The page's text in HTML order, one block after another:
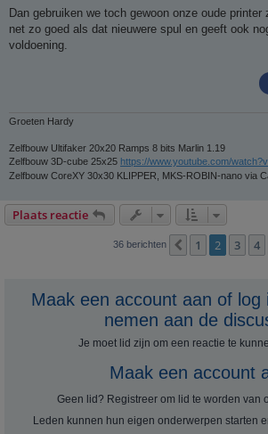
r
i
c
h
Dan gebruiken we toch gewoon onze oude printer
net zo goed als dat nieuwere spul en geeft ook
voldoening.
Groeten Hardy
Zelfbouw Ultifaker 20x20 Ramps 8 bits Marlin 1.19
Zelfbouw 3D-cube 25x25 https://www.youtube.com/
Zelfbouw CoreXY 30x30 KLIPPER, MKS-ROBIN-nano via
Plaats reactie
36 berichten Vorige
1 2 3 4
Maak een account aan of log
nemen aan de
Je moet lid zijn om een ​​reactie te
Maak een account
Geen lid? Registreer om lid te worden van
Leden kunnen hun eigen onderwerpen starten